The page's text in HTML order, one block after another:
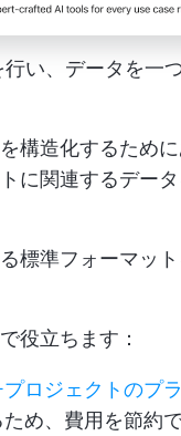
い、データを一
構造化するため
に関連するデー
標準フォーマッ
役立ちます：
プロジェクトのプ
め、費用を節約で